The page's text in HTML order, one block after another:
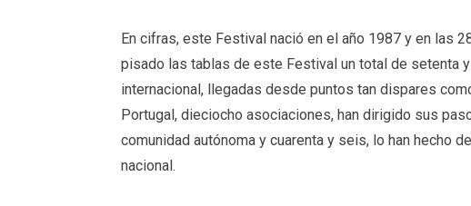
En cifras, este Festival nació en el año 1987 y en las
pisado las tablas de este Festival un total de setenta
internacional, llegadas desde puntos tan dispares
Portugal, dieciocho asociaciones, han dirigido sus
comunidad autónoma y cuarenta y seis, lo han hecho
nacional.